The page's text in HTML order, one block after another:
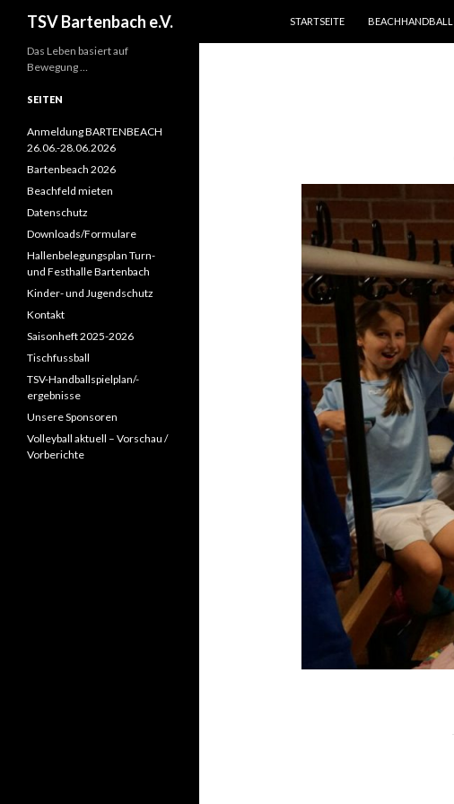
TSV Bartenbach e.V.
STARTSEITE
BEACHHANDBALL
Das Leben basiert auf
Bewegung …
SEITEN
Anmeldung BARTENBEACH
26.06.-28.06.2026
Bartenbeach 2026
Beachfeld mieten
Datenschutz
Downloads/Formulare
Hallenbelegungsplan Turn-
und Festhalle Bartenbach
Kinder- und Jugendschutz
Kontakt
Saisonheft 2025-2026
Tischfussball
TSV-Handballspielplan/-
ergebnisse
Unsere Sponsoren
Volleyball aktuell – Vorschau /
Vorberichte